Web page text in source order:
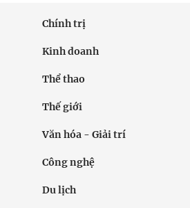
Chính trị
Kinh doanh
Thể thao
Thế giới
Văn hóa - Giải trí
Công nghệ
Du lịch